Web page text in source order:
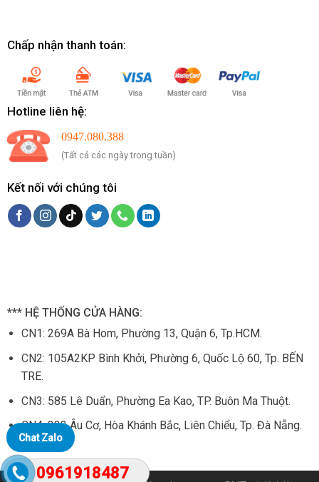
Chấp nhận thanh toán:
Hotline liên hệ:
0947.080.388
(Tất cả các ngày trong tuần)
Kết nối với chúng tôi
*** HỆ THỐNG CỬA HÀNG:
CN1:269A Bà Hom, Phường 13, Quận 6, Tp.HCM.
CN2: 105A2KP Bình Khởi, Phường 6, Quốc Lộ 60, Tp. BẾN
TRE.
CN3: 585 Lê Duẩn, Phường Ea Kao, TP. Buôn Ma Thuột.
CN4:333 Âu Cơ, Hòa Khánh Bắc, Liên Chiểu, Tp. Đà Nẵng.
Chat Zalo
0961918487